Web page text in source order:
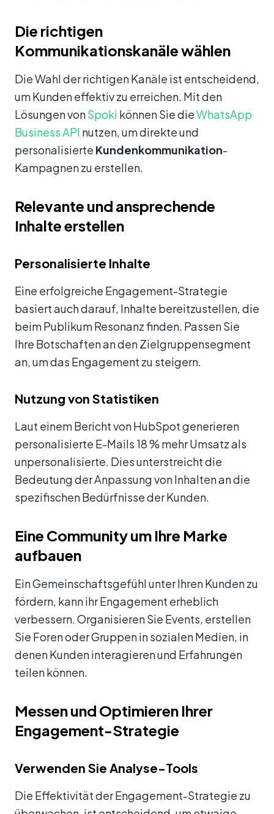
Die richtigen
Kommunikationskanäle wählen
Die Wahl der richtigen Kanäle ist entscheidend,
um Kunden effektiv zu erreichen. Mit den
Lösungen vonSpoki können Sie dieWhatsApp
Business API nutzen, um direkte und
personalisierte Kundenkommunikation-
Kampagnen zu erstellen.
Relevante und ansprechende
Inhalte erstellen
Personalisierte Inhalte
Eine erfolgreiche Engagement-Strategie
basiert auch darauf, Inhalte bereitzustellen, die
beim Publikum Resonanz finden. Passen Sie
Ihre Botschaften an den Zielgruppensegment
an, um das Engagement zu steigern.
Nutzung von Statistiken
Laut einem Bericht von HubSpot generieren
personalisierte E-Mails 18 % mehr Umsatz als
unpersonalisierte. Dies unterstreicht die
Bedeutung der Anpassung von Inhalten an die
spezifischen Bedürfnisse der Kunden.
Eine Community um Ihre Marke
aufbauen
Ein Gemeinschaftsgefühl unter Ihren Kunden zu
fördern, kann ihr Engagement erheblich
verbessern. Organisieren Sie Events, erstellen
Sie Foren oder Gruppen in sozialen Medien, in
denen Kunden interagieren und Erfahrungen
teilen können.
Messen und Optimieren Ihrer
Engagement-Strategie
Verwenden Sie Analyse-Tools
Die Effektivität der Engagement-Strategie zu